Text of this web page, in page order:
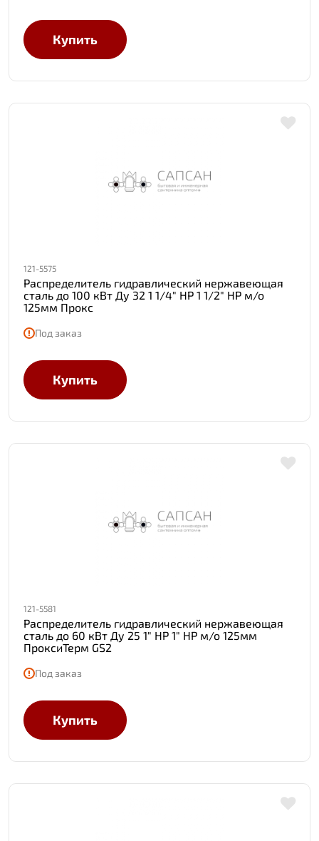
Купить
121-5575
Распределитель гидравлический нержавеющая
сталь до 100 кВт Ду 32 1 1/4" НР 1 1/2" НР м/о
125мм Прокс
Под заказ
Купить
121-5581
Распределитель гидравлический нержавеющая
сталь до 60 кВт Ду 25 1" НР 1" НР м/о 125мм
ПроксиТерм GS2
Под заказ
Купить